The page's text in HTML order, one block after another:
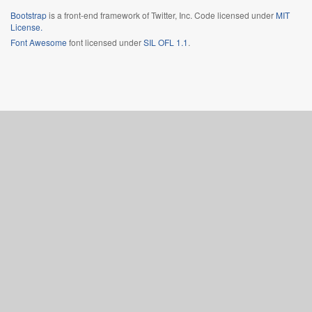
Bootstrapis a front-end framework of Twitter, Inc. Code licensed under MIT
License.
Font Awesome font licensed underSIL OFL 1.1.